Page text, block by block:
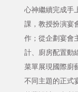
心神繼續完成手
課，教授扮演宴
作；從企劃宴會
計、廚房配置動
菜單展現國際廚
不同主題的正式